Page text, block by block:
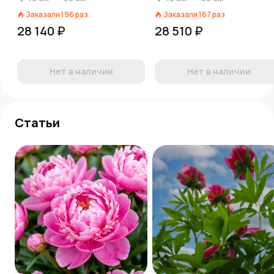
Заказали196раз
28 140 ₽
Нет в наличии
Заказали167раз
28 510 ₽
Нет в наличии
Статьи